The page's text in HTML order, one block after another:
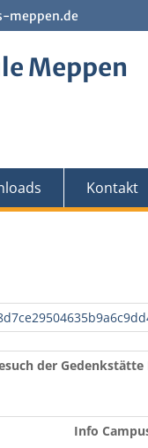
meppen.de
Meppen
Kontakt
der
Info